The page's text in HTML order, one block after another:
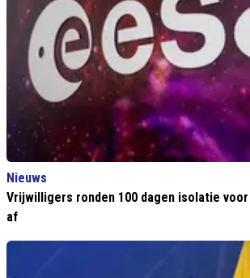
Nieuws
Vrijwilligers ronden 100 dagen isolatie
af